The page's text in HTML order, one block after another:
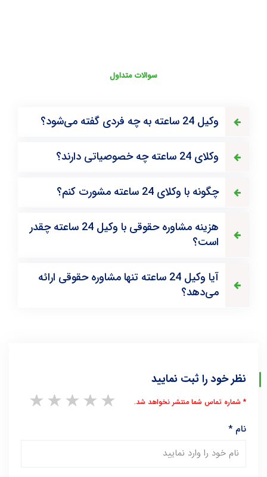
سوالات متداول
وکیل 24 ساعته به چه فردی گفته می‌شود؟
وکلای 24 ساعته چه خصوصیاتی دارند؟
چگونه با وکلای 24 ساعته مشورت کنم؟
هزینه مشاوره حقوقی با وکیل 24 ساعته چقدر
است؟
آیا وکیل 24 ساعته تنها مشاوره حقوقی ارائه
می‌دهد؟
نظر خود را ثبت نمایید
5 stars
4 stars
3 stars
2 stars * شماره تماس شما منتشر نخواهد شد.
نام*